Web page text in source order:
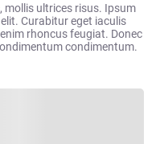
mollis ultrices risus. Ipsum
Curabitur eget iaculis
rhoncus feugiat. Donec
condimentum.